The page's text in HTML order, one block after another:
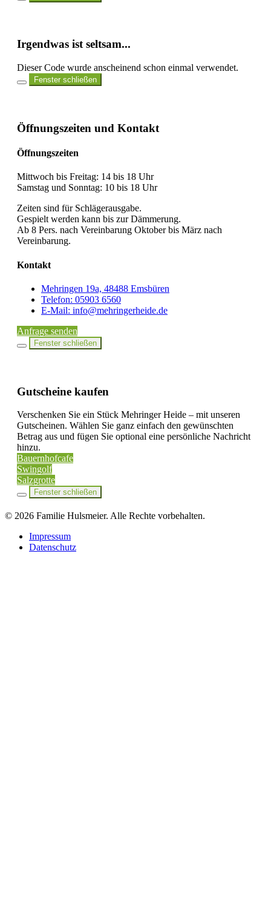
Irgendwas ist seltsam...
Dieser Code wurde anscheinend schon einmal verwendet.
Fenster schließen
Öffnungszeiten und Kontakt
Öffnungszeiten
Mittwoch bis Freitag: 14 bis 18 Uhr
Samstag und Sonntag: 10 bis 18 Uhr
Zeiten sind für Schlägerausgabe.
Gespielt werden kann bis zur Dämmerung.
Ab 8 Pers. nach Vereinbarung Oktober bis März nach
Vereinbarung.
Kontakt
Mehringen 19a, 48488 Emsbüren
Telefon: 05903 6560
E-Mail: info@‎mehringerheide.de
Anfrage senden
Fenster schließen
Gutscheine kaufen
Verschenken Sie ein Stück Mehringer Heide – mit unseren
Gutscheinen. Wählen Sie ganz einfach den gewünschten
Betrag aus und fügen Sie optional eine persönliche Nachricht
hinzu.
Bauernhofcafe
Swingolf
Salzgrotte
Fenster schließen
© 2026 Familie Hulsmeier. Alle Rechte vorbehalten.
Impressum
Datenschutz